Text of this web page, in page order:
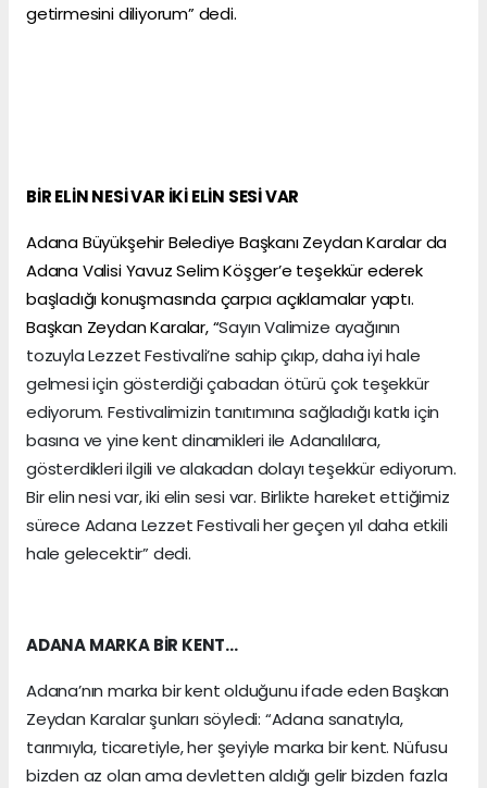
getirmesini diliyorum” dedi.
BİR ELİN NESİ VAR İKİ ELİN SESİ VAR
Adana Büyükşehir Belediye Başkanı Zeydan Karalar da
Adana Valisi Yavuz Selim Köşger’e teşekkür ederek
başladığı konuşmasında çarpıcı açıklamalar yaptı.
Başkan Zeydan Karalar, “Sayın Valimize ayağının
tozuyla Lezzet Festivali’ne sahip çıkıp, daha iyi hale
gelmesi için gösterdiği çabadan ötürü çok teşekkür
ediyorum. Festivalimizin tanıtımına sağladığı katkı için
basına ve yine kent dinamikleri ile Adanalılara,
gösterdikleri ilgili ve alakadan dolayı teşekkür ediyorum.
Bir elin nesi var, iki elin sesi var. Birlikte hareket ettiğimiz
sürece Adana Lezzet Festivali her geçen yıl daha etkili
hale gelecektir” dedi.
ADANA MARKA BİR KENT…
Adana’nın marka bir kent olduğunu ifade eden Başkan
Zeydan Karalar şunları söyledi: “Adana sanatıyla,
tarımıyla, ticaretiyle, her şeyiyle marka bir kent. Nüfusu
bizden az olan ama devletten aldığı gelir bizden fazla